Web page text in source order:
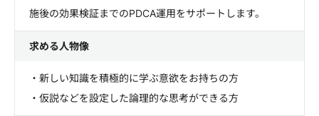
施後の効果検証までのPDCA運用をサポートします。
求める人物像
・新しい知識を積極的に学ぶ意欲をお持ちの方
・仮説などを設定した論理的な思考ができる方